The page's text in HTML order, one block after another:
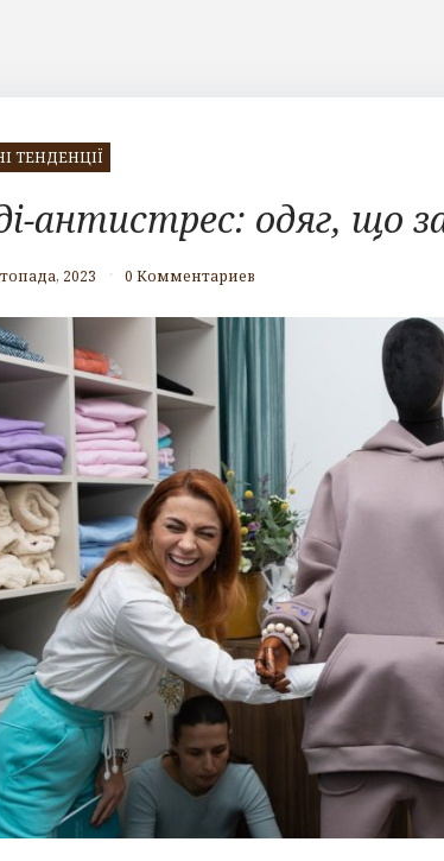
ТЕНДЕНЦІЇ
антистрес: одяг, що
2023 0 Комментариев